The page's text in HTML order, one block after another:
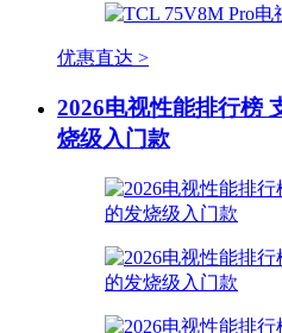
优惠直达 >
2026电视性能排行榜
烧级入门款